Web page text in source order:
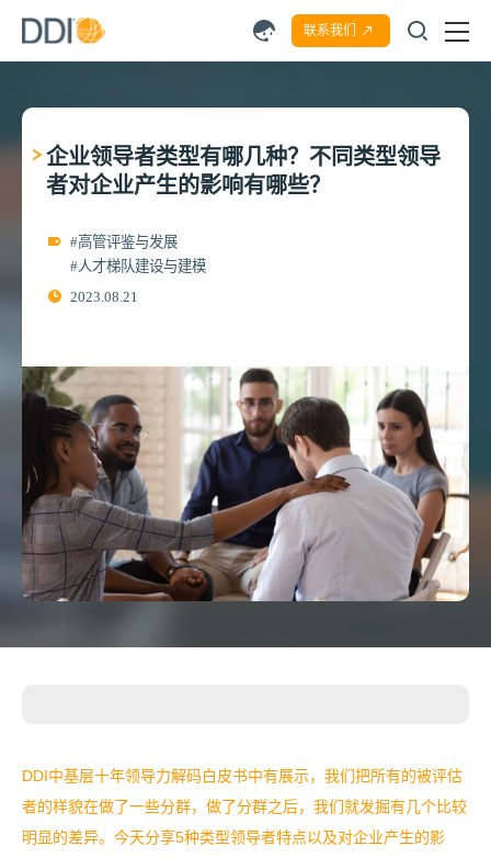
联系我们
企业领导者类型有哪几种？不同类型领导
者对企业产生的影响有哪些？
#高管评鉴与发展
#人才梯队建设与建模
2023.08.21
DDI中基层十年领导力解码白皮书中有展示，我们把所有的被评估
者的样貌在做了一些分群，做了分群之后，我们就发掘有几个比较
明显的差异。 今天分享5种类型领导者特点以及对企业产生的影